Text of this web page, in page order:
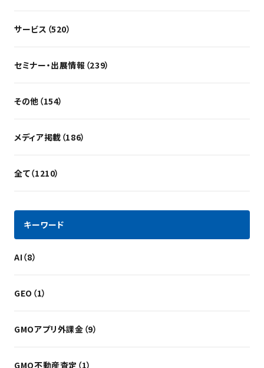
サービス（520）
セミナー・出展情報（239）
その他（154）
メディア掲載（186）
全て（1210）
キーワード
AI（8）
GEO（1）
GMOアプリ外課金（9）
GMO不動産査定（1）